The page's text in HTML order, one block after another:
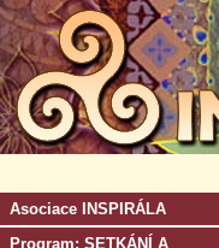
Asociace INSPIRÁLA
Program: SETKÁNÍ A